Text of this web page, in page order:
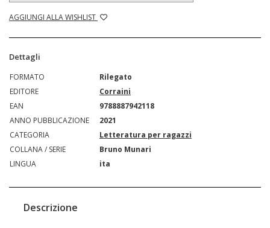
AGGIUNGI ALLA WISHLIST
Dettagli
FORMATO
Rilegato
EDITORE
Corraini
EAN
9788887942118
ANNO PUBBLICAZIONE
2021
CATEGORIA
Letteratura per ragazzi
COLLANA / SERIE
Bruno Munari
LINGUA
ita
Descrizione